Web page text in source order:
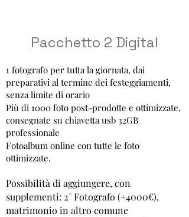
Pacchetto 2 Digital
1 fotografo per tutta la giornata, dai
preparativi al termine dei festeggiamenti,
senza limite di orario
Più di 1000 foto post-prodotte e ottimizzate,
consegnate su chiavetta usb 32GB
professionale
Fotoalbum online con tutte le foto
ottimizzate.
Possibilità di aggiungere, con
supplementi: 2° Fotografo (+4000€),
matrimonio in altro comune